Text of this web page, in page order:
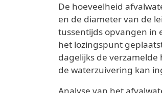
De hoeveelheid
en de diameter van de
tussentijds opvangen in
het lozingspunt
dagelijks de
de waterzuivering kan